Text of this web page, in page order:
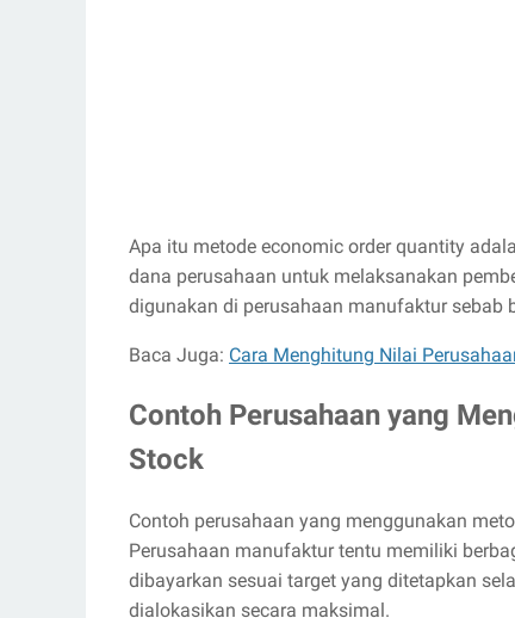
Apa itu metode economic order quantity
dana perusahaan untuk melaksanakan
digunakan di perusahaan manufaktur sebab
Baca Juga: Cara Menghitung Nilai
Contoh Perusahaan yang
Stock
Contoh perusahaan yang menggunakan
Perusahaan manufaktur tentu memiliki
dibayarkan sesuai target yang ditetapkan
dialokasikan secara maksimal.